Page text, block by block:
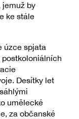
jemuž by
ke stále
úzce spjata
Desítky let
umělecké
za občanské